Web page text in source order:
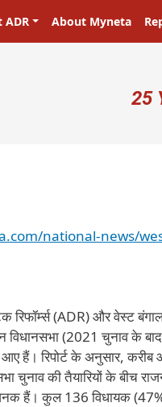
ADR About Myneta
25
national-news/
रिफॉर्म्स (ADR) और वेस्ट
विधानसभा (2021 चुनाव के
हैं। रिपोर्ट के अनुसार,
चुनाव की तैयारियों के बीच
हैं। कुल 136 विधायक